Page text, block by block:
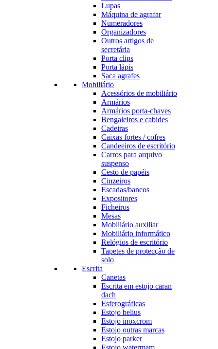
Lupas
Máquina de agrafar
Numeradores
Organizadores
Outros artigos de
secretária
Porta clips
Porta lápis
Saca agrafes
Mobiliário
Acessórios de mobiliário
Armários
Armários porta-chaves
Bengaleiros e cabides
Cadeiras
Caixas fortes / cofres
Candeeiros de escritório
Carros para arquivo
suspenso
Cesto de papéis
Cinzeiros
Escadas/bancos
Expositores
Ficheiros
Mesas
Mobiliário auxiliar
Mobiliário informático
Relógios de escritório
Tapetes de protecção de
solo
Escrita
Canetas
Escrita em estojo caran
dach
Esferográficas
Estojo belius
Estojo inoxcrom
Estojo outras marcas
Estojo parker
Estojo watermam